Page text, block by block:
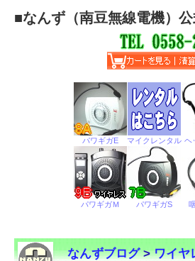
■なんず（南豆無線電機）
なんずブログ>ワイヤ